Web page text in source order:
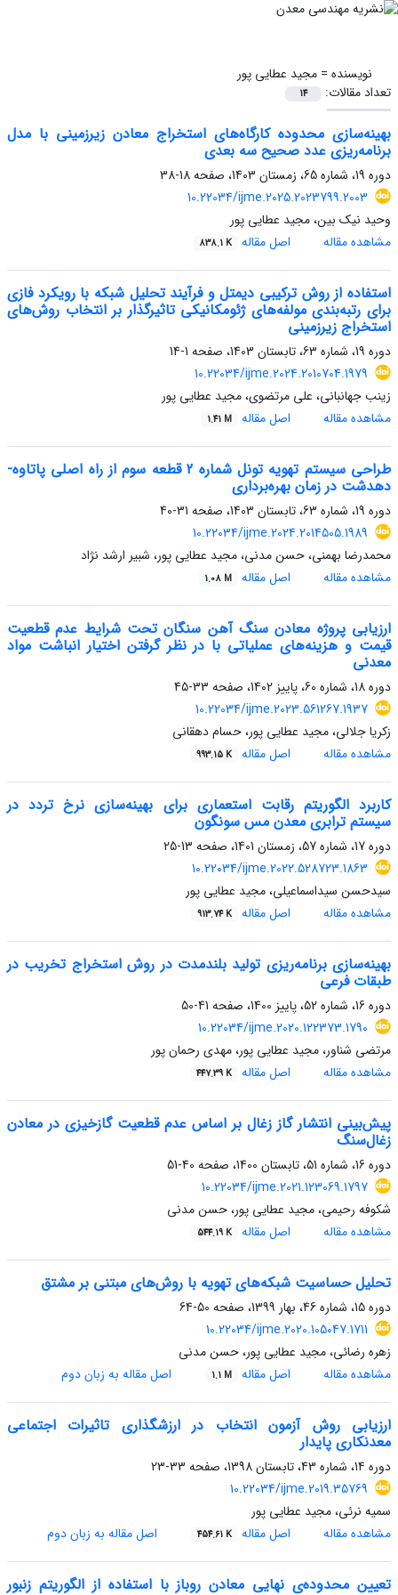
نویسنده =مجید عطایی پور
تعداد مقالات:
14
بهینه‌سازی محدوده کارگاه‌های استخراج معادن زیرزمینی با مدل
برنامه‌ریزی عدد صحیح سه بعدی
دوره 19، شماره 65، زمستان 1403، صفحه
18-38
10.22034/ijme.2025.2023799.2003
وحید نیک بین، مجید عطایی پور
مشاهده مقاله
اصل مقاله 838.1 K
استفاده از روش ترکیبی دیمتل و فرآیند تحلیل شبکه با رویکرد فازی
برای رتبه‌بندی مولفه‌های ژئومکانیکی تاثیرگذار بر انتخاب روش‌های
استخراج زیرزمینی
دوره 19، شماره 63، تابستان 1403، صفحه
1-14
10.22034/ijme.2024.2010704.1979
زینب جهانبانی، علی مرتضوی، مجید عطایی پور
مشاهده مقاله
اصل مقاله 1.41 M
طراحی سیستم تهویه تونل شماره 2 قطعه سوم از راه اصلی پاتاوه-
دهدشت در زمان بهره‌برداری
دوره 19، شماره 63، تابستان 1403، صفحه
31-40
10.22034/ijme.2024.2014505.1989
محمدرضا بهمنی، حسن مدنی، مجید عطایی پور، شبیر ارشد نژاد
مشاهده مقاله
اصل مقاله 1.08 M
ارزیابی پروژه معادن سنگ آهن سنگان تحت شرایط عدم قطعیت
قیمت و هزینه‌های عملیاتی با در نظر گرفتن اختیار انباشت مواد
معدنی
دوره 18، شماره 60، پاییز 1402، صفحه
33-45
10.22034/ijme.2023.561267.1937
زکریا جلالی، مجید عطایی پور، حسام دهقانی
مشاهده مقاله
اصل مقاله 993.15 K
کاربرد الگوریتم رقابت استعماری برای بهینه‌سازی نرخ تردد در
سیستم ترابری معدن مس سونگون
دوره 17، شماره 57، زمستان 1401، صفحه
13-25
10.22034/ijme.2022.528723.1863
سیدحسن سیداسماعیلی، مجید عطایی پور
مشاهده مقاله
اصل مقاله 913.74 K
بهینه‌سازی برنامه‌ریزی تولید بلندمدت در روش استخراج تخریب در
طبقات فرعی
دوره 16، شماره 52، پاییز 1400، صفحه
41-50
10.22034/ijme.2020.122373.1790
مرتضی شناور، مجید عطایی پور، مهدی رحمان پور
مشاهده مقاله
اصل مقاله 447.39 K
پیش‌بینی انتشار گاز زغال بر اساس عدم قطعیت‌ گازخیزی در معادن
زغال‌سنگ
دوره 16، شماره 51، تابستان 1400، صفحه
40-51
10.22034/ijme.2021.123069.1797
شکوفه رحیمی، مجید عطایی پور، حسن مدنی
مشاهده مقاله
اصل مقاله 544.19 K
تحلیل حساسیت شبکه‌های تهویه با روش‌های مبتنی بر مشتق
دوره 15، شماره 46، بهار 1399، صفحه
50-64
10.22034/ijme.2020.105047.1711
زهره رضائی، مجید عطایی پور، حسن مدنی
مشاهده مقاله
اصل مقاله 1.1 M اصل مقاله به زبان دوم
ارزیابی روش آزمون انتخاب در ارزشگذاری تاثیرات اجتماعی
معدنکاری پایدار
دوره 14، شماره 43، تابستان 1398، صفحه
33-23
10.22034/ijme.2019.35769
سمیه نرئی، مجید عطایی پور
مشاهده مقاله
اصل مقاله 454.61 K اصل مقاله به زبان دوم
تعیین محدوده‌ی نهایی معادن روباز با استفاده از الگوریتم زنبور